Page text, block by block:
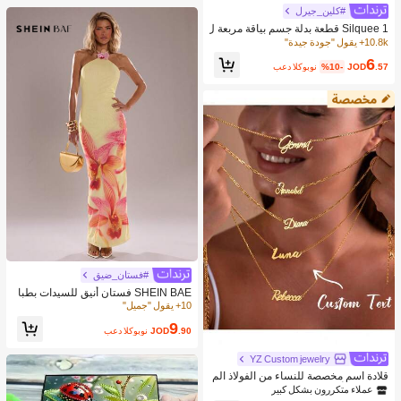
#كلين_جيرل
Silquee 1 قطعة بدلة جسم بياقة مربعة ل
ون سادة
10.8k+ يقول "جودة جيدة"
JOD6.57
%10- بعد الكوبون
YZ Custom jewelry
قلادة اسم مخصصة للنساء من الفولاذ الم
قاوم للصدأ بتصميم سلسلة فيغارو مقاوم
عملاء متكررون بشكل كبير
#فستان_ضيق
SHEIN BAE فستان أنيق للسيدات بطبا
عة زهرية وربطة رقبة ظهر عاري، مثالي
10+ يقول "جميل"
JOD9.90 بعد الكوبون